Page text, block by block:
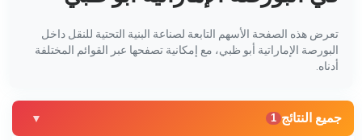
تعرض هذه الصفحة الأسهم التابعة لصناعة البنية التحتية للنقل داخل
البورصة الإماراتية أبو ظبي، مع إمكانية تصفحها عبر القوائم المختلفة
أدناه.
جميع النتائج 1